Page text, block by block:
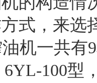
式，来选
机一共有
100型